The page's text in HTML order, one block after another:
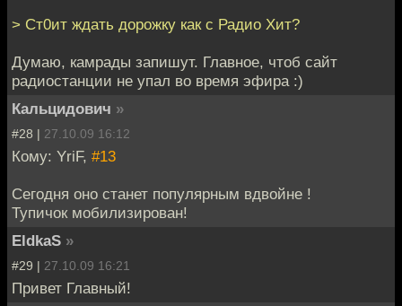
> Ст0ит ждать дорожку как с Радио Хит?
Думаю, камрады запишут. Главное, чтоб сайт
радиостанции не упал во время эфира :)
Кальцидович »
#28 | 27.10.09 16:12
Кому: YriF, #13
Сегодня оно станет популярным вдвойне !
Тупичок мобилизирован!
EldkaS »
#29 | 27.10.09 16:21
Привет Главный!